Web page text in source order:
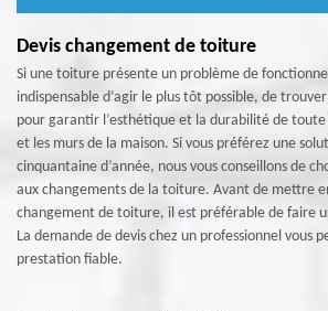
Devis changement de toiture
Si une toiture présente un problème de
indispensable d’agir le plus tôt possible, de
pour garantir l’esthétique et la durabilité de
et les murs de la maison. Si vous préférez une
cinquantaine d’année, nous vous conseillons de
aux changements de la toiture. Avant de mettre
changement de toiture, il est préférable de faire
La demande de devis chez un professionnel vous
prestation fiable.